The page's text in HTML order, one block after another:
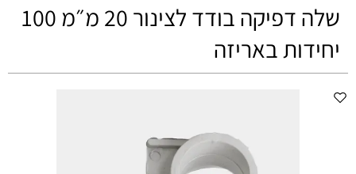
שלה דפיקה בודד לצינור 20 מ״מ 100
יחידות באריזה